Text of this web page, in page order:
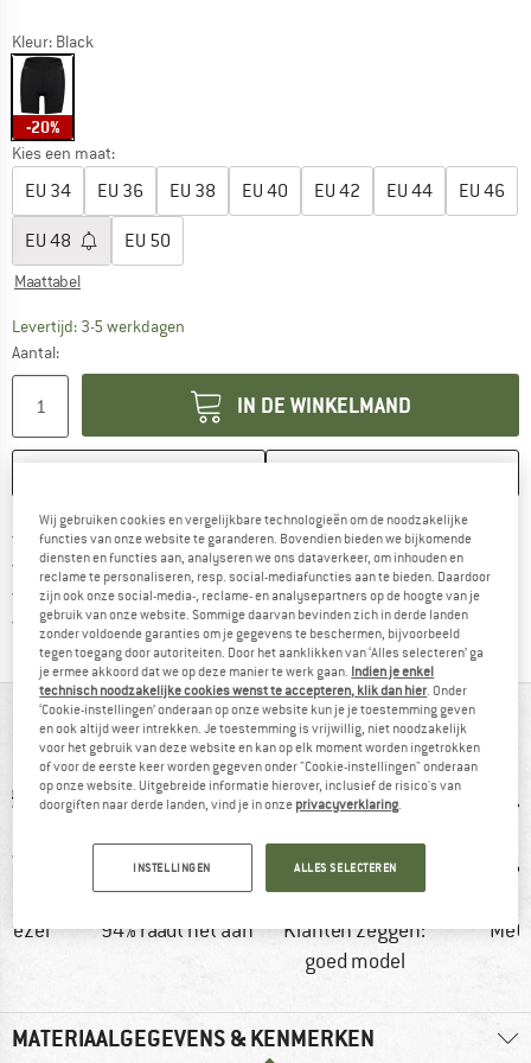
Kleur: Black
-20%
Kies een maat:
EU 34 EU 36 EU 38 EU 40 EU 42 EU 44 EU 46
EU 48 EU 50
Maattabel
Levertijd: 3-5 werkdagen
Aantal:
IN DE WINKELMAND
Gratis verzending vanaf € 69 (NL)Vind hier de
100 dagen bedenktijdVind de betalingsinformatie hier!
> 4.000.000 tevreden klanten
Alle artikelen in voorraad
IN EEN OOGOPSLAG
94% raadt het aan
Klanten zeggen:
goed model
Met
MATERIAALGEGEVENS & KENMERKEN
Wij gebruiken cookies en vergelijkbare technologieën om de noodzakelijke
functies van onze website te garanderen. Bovendien bieden we bijkomende
diensten en functies aan, analyseren we ons dataverkeer, om inhouden en
reclame te personaliseren, resp. social-mediafuncties aan te bieden. Daardoor
zijn ook onze social-media-, reclame- en analysepartners op de hoogte van je
gebruik van onze website. Sommige daarvan bevinden zich in derde landen
zonder voldoende garanties om je gegevens te beschermen, bijvoorbeeld
tegen toegang door autoriteiten. Door het aanklikken van ‘Alles selecteren’ ga
je ermee akkoord dat we op deze manier te werk gaan. Indien je enkel
technisch noodzakelijke cookies wenst te accepteren, klik dan hier . Onder
‘Cookie-instellingen’ onderaan op onze website kun je je toestemming geven
en ook altijd weer intrekken. Je toestemming is vrijwillig, niet noodzakelijk
voor het gebruik van deze website en kan op elk moment worden ingetrokken
of voor de eerste keer worden gegeven onder "Cookie-instellingen" onderaan
op onze website. Uitgebreide informatie hierover, inclusief de risico's van
doorgiften naar derde landen, vind je in onze privacyverklaring
INSTELLINGEN ALLES SELECTEREN